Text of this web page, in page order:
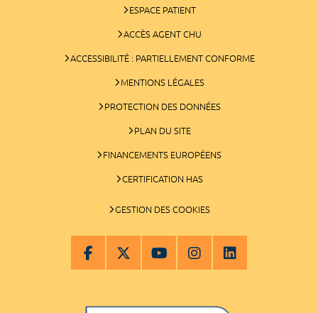
ESPACE PATIENT
ACCÈS AGENT CHU
ACCESSIBILITÉ : PARTIELLEMENT CONFORME
MENTIONS LÉGALES
PROTECTION DES DONNÉES
PLAN DU SITE
FINANCEMENTS EUROPÉENS
CERTIFICATION HAS
GESTION DES COOKIES